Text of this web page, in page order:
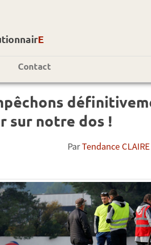
E
Contact
sur notre dos !
ParTendance CLAIRE